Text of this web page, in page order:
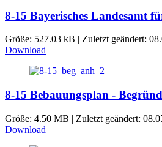
8-15 Bayerisches Landesamt
Größe: 527.03 kB | Zuletzt geändert:
Download
8-15 Bebauungsplan -
Größe: 4.50 MB | Zuletzt geändert:
Download